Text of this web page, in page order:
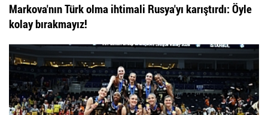
Markova'nın Türk olma ihtimali Rusya'yı karıştırdı: Öyle
kolay bırakmayız!